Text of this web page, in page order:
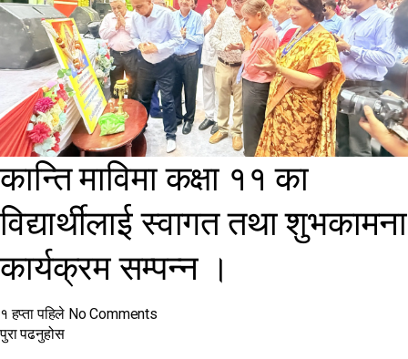
कान्ति माविमा कक्षा ११ का
विद्यार्थीलाई स्वागत तथा शुभकामना
कार्यक्रम सम्पन्न ।
१ हप्ता पहिले No Comments
पुरा पढनुहोस